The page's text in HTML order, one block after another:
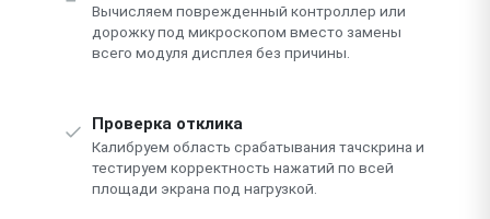
Вычисляем поврежденный контроллер или
дорожку под микроскопом вместо замены
всего модуля дисплея без причины.
Проверка отклика
Калибруем область срабатывания тачскрина и
тестируем корректность нажатий по всей
площади экрана под нагрузкой.